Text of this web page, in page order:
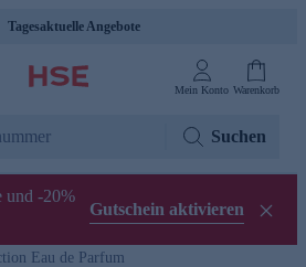
Tagesaktuelle Angebote
Mein Konto Warenkorb
Suchen
und -20%
Gutschein aktivieren
Eau de Parfum